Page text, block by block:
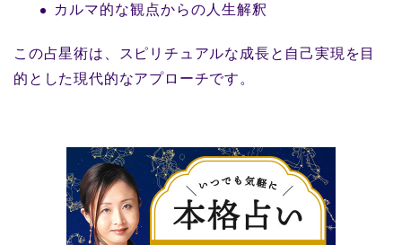
カルマ的な観点からの人生解釈
この占星術は、スピリチュアルな成長と自己実現を目
的とした現代的なアプローチです。